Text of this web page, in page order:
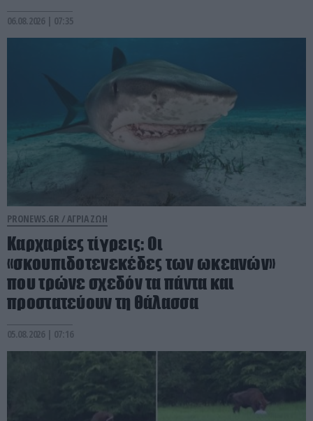
06.08.2026 | 07:35
PRONEWS.GR /ΑΓΡΙΑ ΖΩΗ
Καρχαρίες τίγρεις: Οι
«σκουπιδοτενεκέδες των ωκεανών»
που τρώνε σχεδόν τα πάντα και
προστατεύουν τη θάλασσα
05.08.2026 | 07:16